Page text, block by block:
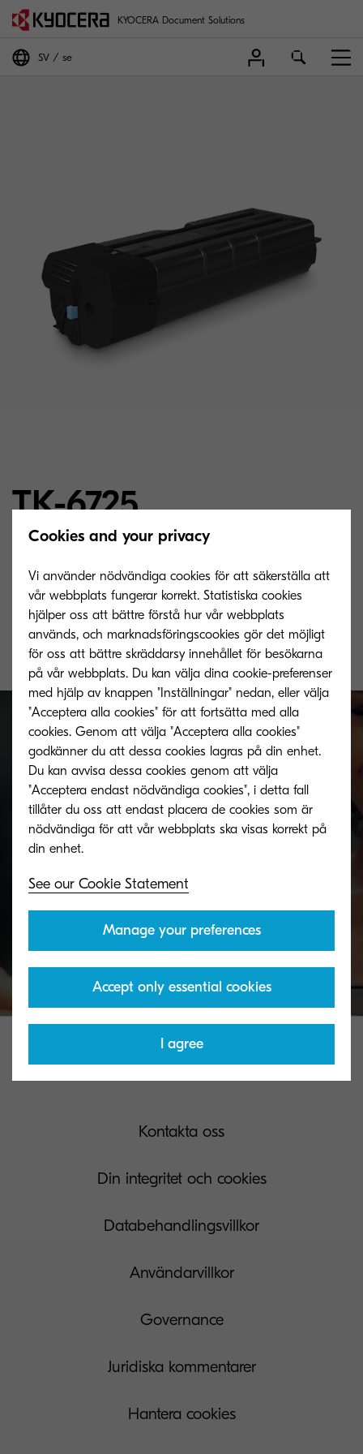
KYOCERA Document Solutions
SV se
TK-6725
Microfin toner svart för 70.000 sidor med 6 %
täckning (A4)
Toner take-back service
KYOCERA's toner recycling programme allows
organisations to return toners in a variety of ways.
Discover more
Kontakta oss
Din integritet och cookies
Databehandlingsvillkor
Användarvillkor
Governance
Juridiska kommentarer
Hantera cookies
Cookies and your privacy
Vi använder nödvändiga cookies för att säkerställa att
vår webbplats fungerar korrekt. Statistiska cookies
hjälper oss att bättre förstå hur vår webbplats
används, och marknadsföringscookies gör det möjligt
för oss att bättre skräddarsy innehållet för besökarna
på vår webbplats. Du kan välja dina cookie-preferenser
med hjälp av knappen "Inställningar" nedan, eller välja
"Acceptera alla cookies" för att fortsätta med alla
cookies. Genom att välja "Acceptera alla cookies"
godkänner du att dessa cookies lagras på din enhet.
Du kan avvisa dessa cookies genom att välja
"Acceptera endast nödvändiga cookies", i detta fall
tillåter du oss att endast placera de cookies som är
nödvändiga för att vår webbplats ska visas korrekt på
See our Cookie Statement
Manage your preferences
Accept only essential cookies
I agree